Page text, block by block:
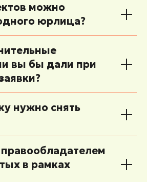
можно
юрлица?
вы бы дали при
нужно снять
правообладателем
в рамках